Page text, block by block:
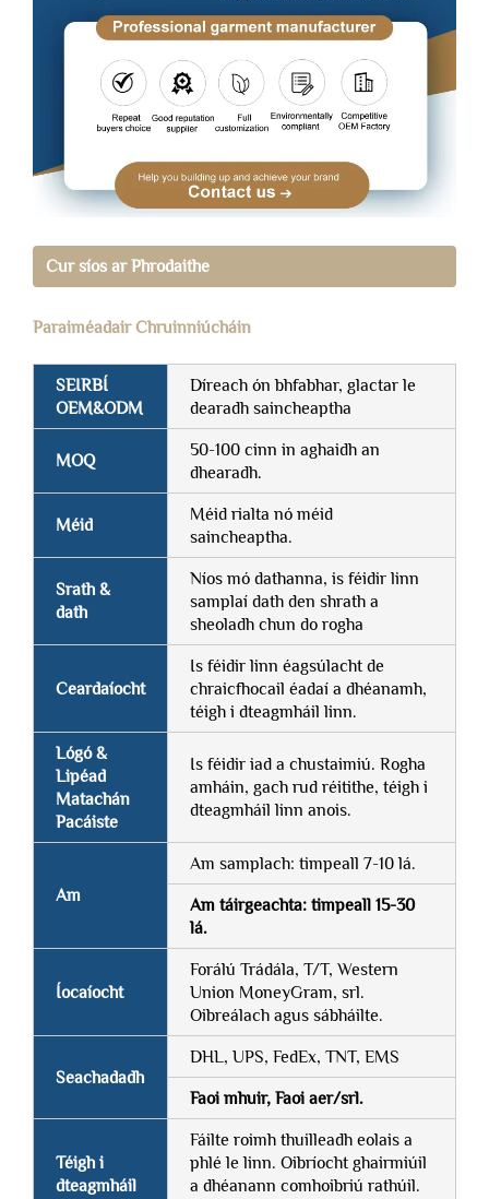
Cur síos ar Phrodaithe
Paraiméadair Chruinniúcháin
SEIRBÍ
OEM&ODM
Díreach ón bhfabhar, glactar le
dearadh saincheaptha
MOQ
50-100 cinn in aghaidh an
dhearadh.
Méid
Méid rialta nó méid
saincheaptha.
Srath &
dath
Níos mó dathanna, is féidir linn
samplaí dath den shrath a
sheoladh chun do rogha
Ceardaíocht
Is féidir linn éagsúlacht de
chraicfhocail éadaí a dhéanamh,
téigh i dteagmháil linn.
Lógó &
Lipéad
Matachán
Pacáiste
Is féidir iad a chustaimiú. Rogha
amháin, gach rud réitithe, téigh i
dteagmháil linn anois.
Am
Am samplach: timpeall 7-10 lá.
Am táirgeachta: timpeall 15-30
lá.
Íocaíocht
Forálú Trádála, T/T, Western
Union MoneyGram, srl.
Oibreálach agus sábháilte.
Seachadadh
DHL, UPS, FedEx, TNT, EMS
Faoi mhuir, Faoi aer/srl.
Téigh i
dteagmháil
Fáilte roimh thuilleadh eolais a
phlé le linn. Oibríocht ghairmiúil
a dhéanann comhoibriú rathúil.